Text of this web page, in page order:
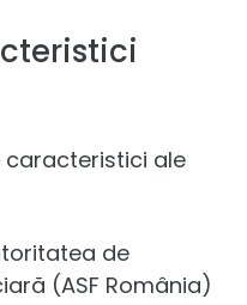
caracteristici ale
de
(ASF România)